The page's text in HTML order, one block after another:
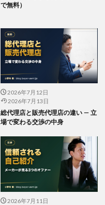
で無料）
2026年7月12日
2026年7月13日
総代理店と販売代理店の違い — 立
場で変わる交渉の中身
2026年7月11日